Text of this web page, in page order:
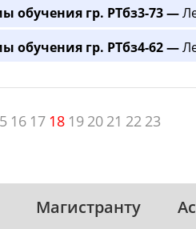
обучения гр. РТбз3-73 —
обучения гр. РТбз4-62 —
16 17 18 19 20 21 22 23
Магистранту